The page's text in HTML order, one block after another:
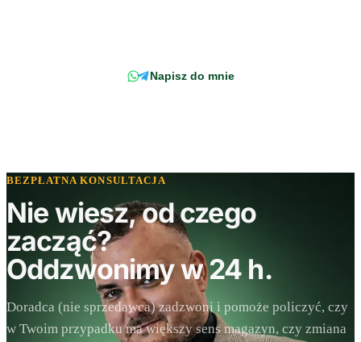
Napisz do mnie
BEZPŁATNA KONSULTACJA
Nie wiesz, od czego
zacząć?
Oddzwonimy w 24 h.
Doradca (nie sprzedawca) zadzwoni i pomoże policzyć, czy
w Twoim przypadku ma większy sens magazyn, czy zmiana